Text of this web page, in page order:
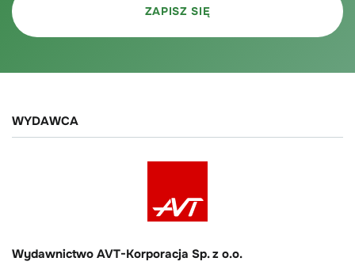
WYDAWCA
Wydawnictwo AVT-Korporacja Sp. z o.o.